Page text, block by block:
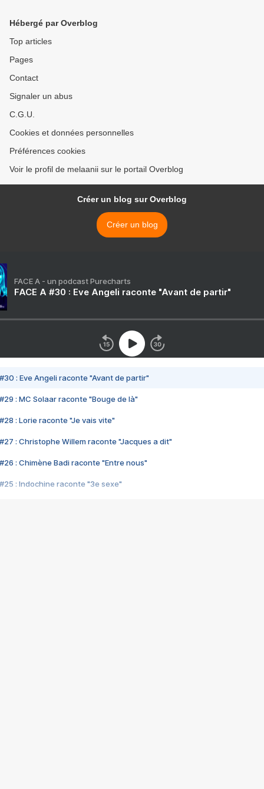
Hébergé par Overblog
Top articles
Pages
Contact
Signaler un abus
C.G.U.
Cookies et données personnelles
Préférences cookies
Voir le profil de melaanii sur le portail Overblog
Créer un blog sur Overblog
Créer un blog
FACE A - un podcast Purecharts
FACE A #30 : Eve Angeli raconte "Avant de partir"
#30 : Eve Angeli raconte "Avant de partir"
#29 : MC Solaar raconte "Bouge de là"
#28 : Lorie raconte "Je vais vite"
#27 : Christophe Willem raconte "Jacques a dit"
#26 : Chimène Badi raconte "Entre nous"
#25 : Indochine raconte "3e sexe"